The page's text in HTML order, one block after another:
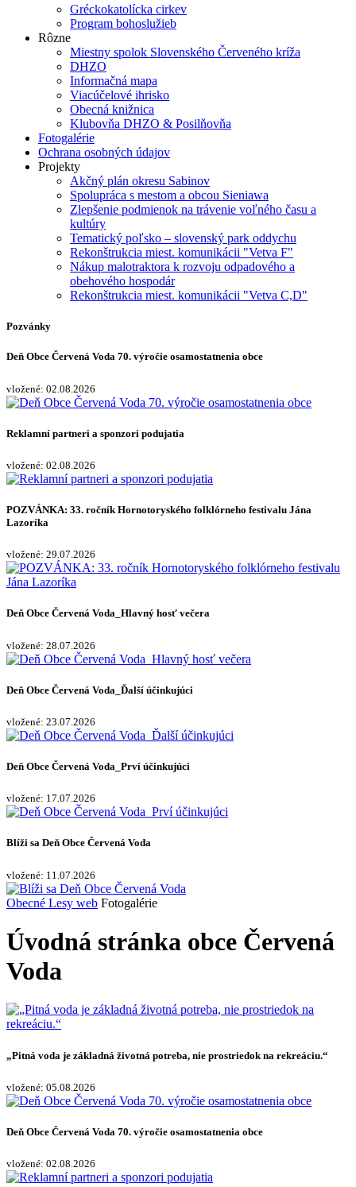
Gréckokatolícka cirkev
Program bohoslužieb
Rôzne
Miestny spolok Slovenského Červeného kríža
DHZO
Informačná mapa
Viacúčelové ihrisko
Obecná knižnica
Klubovňa DHZO & Posilňovňa
Fotogalérie
Ochrana osobných údajov
Projekty
Akčný plán okresu Sabinov
Spolupráca s mestom a obcou Sieniawa
Zlepšenie podmienok na trávenie voľného času a
kultúry
Tematický poľsko – slovenský park oddychu
Rekonštrukcia miest. komunikácii "Vetva F"
Nákup malotraktora k rozvoju odpadového a
obehového hospodár
Rekonštrukcia miest. komunikácii "Vetva C,D"
Pozvánky
Deň Obce Červená Voda 70. výročie osamostatnenia obce
vložené: 02.08.2026
Reklamní partneri a sponzori podujatia
vložené: 02.08.2026
POZVÁNKA: 33. ročník Hornotoryského folklórneho festivalu Jána
Lazoríka
vložené: 29.07.2026
Deň Obce Červená Voda_Hlavný hosť večera
vložené: 28.07.2026
Deň Obce Červená Voda_Ďalší účinkujúci
vložené: 23.07.2026
Deň Obce Červená Voda_Prví účinkujúci
vložené: 17.07.2026
Blíži sa Deň Obce Červená Voda
vložené: 11.07.2026
Obecné Lesy web Fotogalérie
Úvodná stránka obce Červená
Voda
„Pitná voda je základná životná potreba, nie prostriedok na rekreáciu.“
vložené: 05.08.2026
Deň Obce Červená Voda 70. výročie osamostatnenia obce
vložené: 02.08.2026